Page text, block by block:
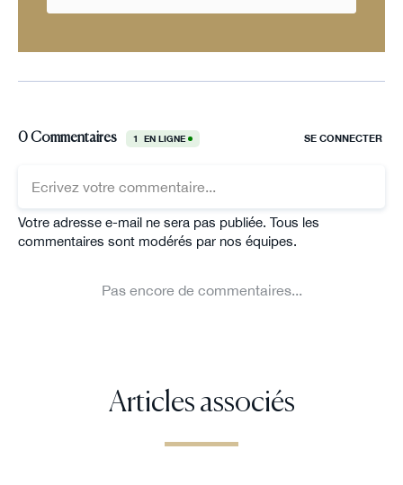
Articles associés